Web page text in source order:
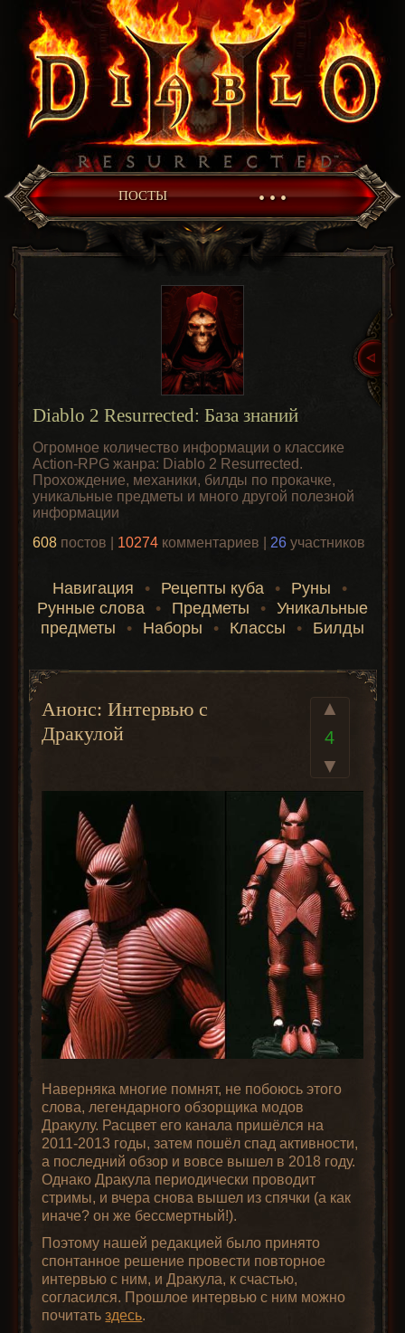
ПОСТЫ • • •
Diablo 2 Resurrected: База знаний
Огромное количество информации о классике
Action-RPG жанра: Diablo 2 Resurrected.
Прохождение, механики, билды по прокачке,
уникальные предметы и много другой полезной
информации
608 постов | 10274 комментариев | 26 участников
Навигация • Рецепты куба • Руны
•
Рунные слова
• Предметы • Уникальные
предметы
• Наборы • Классы • Билды
▲
4
▼
Анонс: Интервью с
Дракулой
Наверняка многие помнят, не побоюсь этого
слова, легендарного обзорщика модов
Дракулу. Расцвет его канала пришёлся на
2011-2013 годы, затем пошёл спад активности,
а последний обзор и вовсе вышел в 2018 году.
Однако Дракула периодически проводит
стримы, и вчера снова вышел из спячки (а как
иначе? он же бессмертный!).
Поэтому нашей редакцией было принято
спонтанное решение провести повторное
интервью с ним, и Дракула, к счастью,
согласился. Прошлое интервью с ним можно
почитатьздесь.